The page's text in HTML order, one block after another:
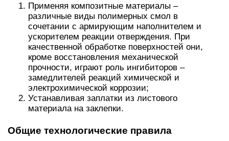
Применяя композитные материалы –
различные виды полимерных смол в
сочетании с армирующим наполнителем и
ускорителем реакции отверждения. При
качественной обработке поверхностей они,
кроме восстановления механической
прочности, играют роль ингибиторов –
замедлителей реакций химической и
электрохимической коррозии;
Устанавливая заплатки из листового
материала на заклепки.
Общие технологические правила